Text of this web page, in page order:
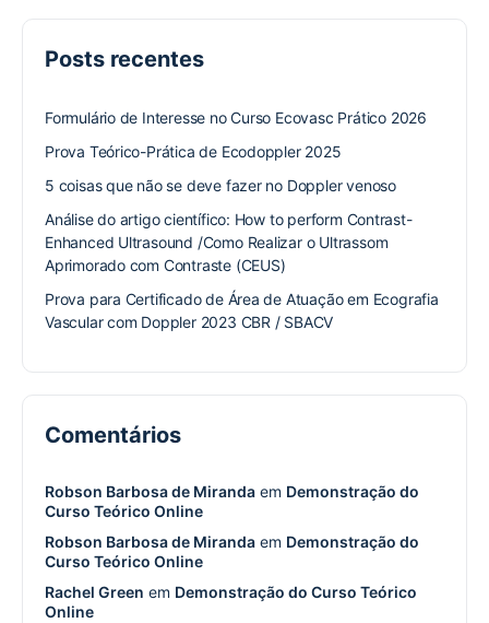
Posts recentes
Formulário de Interesse no Curso Ecovasc Prático 2026
Prova Teórico-Prática de Ecodoppler 2025
5 coisas que não se deve fazer no Doppler venoso
Análise do artigo científico: How to perform Contrast-
Enhanced Ultrasound /Como Realizar o Ultrassom
Aprimorado com Contraste (CEUS)
Prova para Certificado de Área de Atuação em Ecografia
Vascular com Doppler 2023 CBR / SBACV
Comentários
Robson Barbosa de Miranda em Demonstração do
Curso Teórico Online
Robson Barbosa de Miranda em Demonstração do
Curso Teórico Online
Rachel Green em Demonstração do Curso Teórico
Online